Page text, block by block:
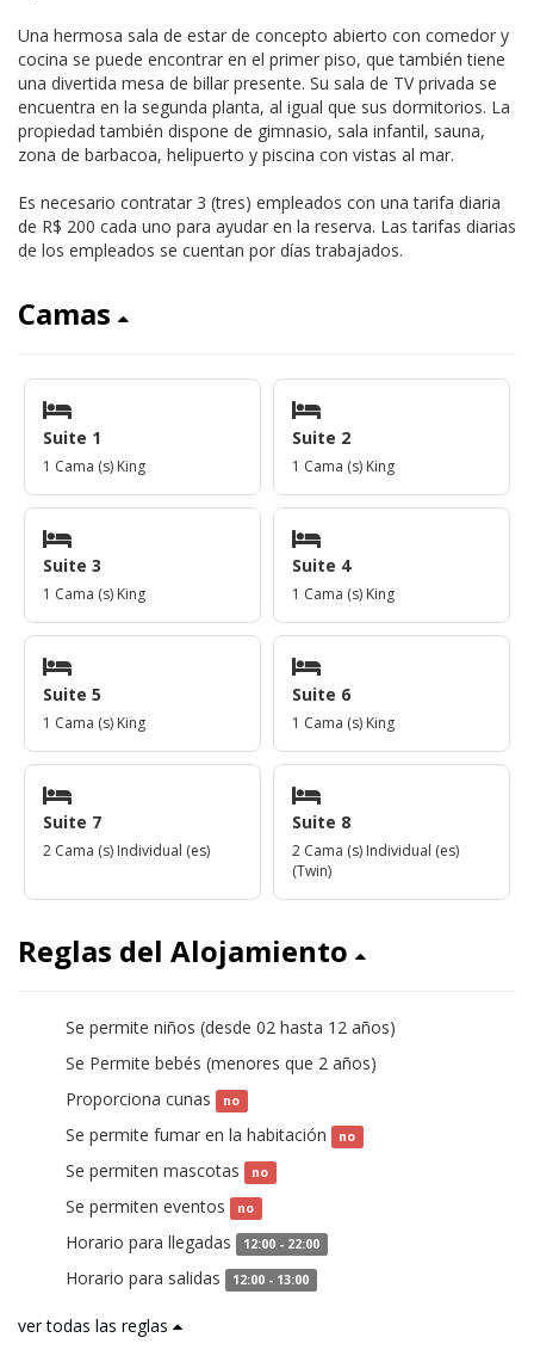
Una hermosa sala de estar de concepto abierto con comedor y
cocina se puede encontrar en el primer piso, que también tiene
una divertida mesa de billar presente. Su sala de TV privada se
encuentra en la segunda planta, al igual que sus dormitorios. La
propiedad también dispone de gimnasio, sala infantil, sauna,
zona de barbacoa, helipuerto y piscina con vistas al mar.
Es necesario contratar 3 (tres) empleados con una tarifa diaria
de R$ 200 cada uno para ayudar en la reserva. Las tarifas diarias
de los empleados se cuentan por días trabajados.
Camas
Suite 1
1 Cama (s) King
Suite 2
1 Cama (s) King
Suite 3
1 Cama (s) King
Suite 4
1 Cama (s) King
Suite 5
1 Cama (s) King
Suite 6
1 Cama (s) King
Suite 7
2 Cama (s) Individual (es)
Suite 8
2 Cama (s) Individual (es)
(Twin)
Reglas del Alojamiento
Se permite niños (desde 02 hasta 12 años)
Se Permite bebés (menores que 2 años)
Proporciona cunas no
Se permite fumar en la habitación no
Se permiten mascotas no
Se permiten eventos no
Horario para llegadas 12:00 - 22:00
Horario para salidas 12:00 - 13:00
ver todas las reglas